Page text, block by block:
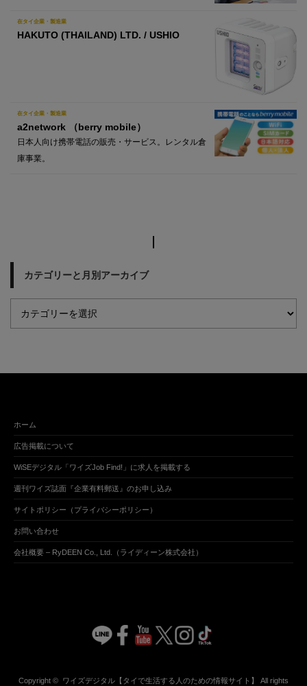
在タイ企業・製造業
HAKUTO (THAILAND) LTD. / USHIO
在タイ企業・製造業
a2network （berry mobile）
日本人向け携帯電話の販売・サービス。レンタル倉
庫事業。
カテゴリーと月別アーカイブ
ホーム
広告掲載について
WiSEデジタル「ワイズJob Find!」に求人を掲載する
週刊ワイズ誌面『企業有料郵送』のお申し込み
サイトポリシー（プライバシーポリシー）
お問い合わせ
会社概要 – RyDEEN Co., Ltd.（ライディーン株式会社）
Copyright © ワイズデジタル【タイで生活する人のための情報サイト】 All rights